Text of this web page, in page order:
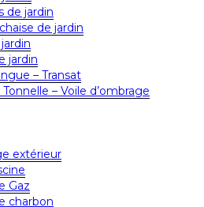
de jardin
de jardin
jardin
– Transat
Tonnelle – Voile d’ombrage
extérieur
Gaz
charbon